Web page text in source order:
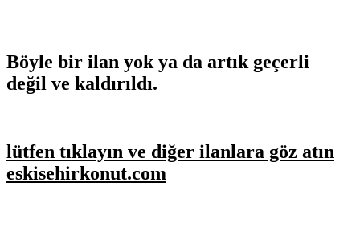
Böyle bir ilan yok ya da artık geçerli
değil ve kaldırıldı.
lütfen tıklayın ve diğer ilanlara göz atın
eskisehirkonut.com